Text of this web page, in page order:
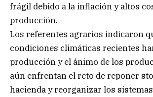
frágil debido a la inflación y altos
producción.
Los referentes agrarios indicaron
condiciones climáticas recientes
producción y el ánimo de los
aún enfrentan el reto de reponer
hacienda y reorganizar los